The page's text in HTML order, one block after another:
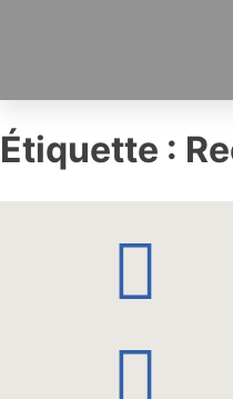
Étiquette :